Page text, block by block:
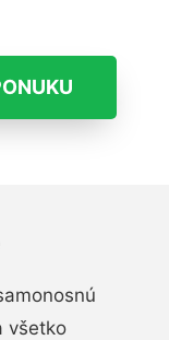
všetko